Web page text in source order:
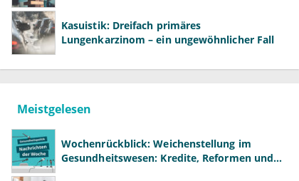
Kasuistik: Dreifach primäres
Lungenkarzinom – ein ungewöhnlicher Fall
Meistgelesen
Wochenrückblick: Weichenstellung im
Gesundheitswesen: Kredite, Reformen und